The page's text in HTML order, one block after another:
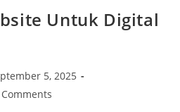
Untuk Digital
5, 2025